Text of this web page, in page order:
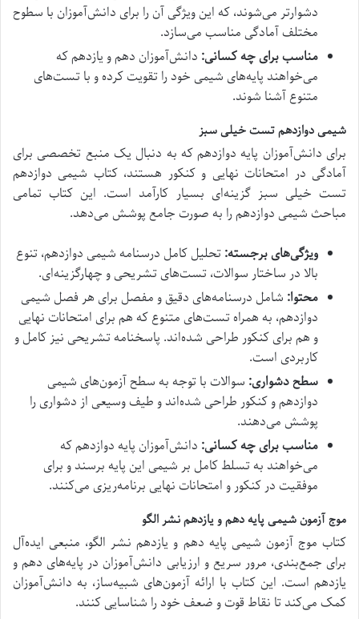
دشوارتر می‌شوند، که این ویژگی آن را برای دانش‌آموزان با سطوح
مختلف آمادگی مناسب می‌سازد.
مناسب برای چه کسانی: دانش‌آموزان دهم و یازدهم که
می‌خواهند پایه‌های شیمی خود را تقویت کرده و با تست‌های
متنوع آشنا شوند.
شیمی دوازدهم تست خیلی سبز
برای دانش‌آموزان پایه دوازدهم که به دنبال یک منبع تخصصی برای
آمادگی در امتحانات نهایی و کنکور هستند، کتاب شیمی دوازدهم
تست خیلی سبز گزینه‌ای بسیار کارآمد است. این کتاب تمامی
مباحث شیمی دوازدهم را به صورت جامع پوشش می‌دهد.
ویژگی‌های برجسته:تحلیل کامل درسنامه شیمی دوازدهم، تنوع
بالا در ساختار سوالات، تست‌های تشریحی و چهارگزینه‌ای.
محتوا: شامل درسنامه‌های دقیق و مفصل برای هر فصل شیمی
دوازدهم، به همراه تست‌های متنوع که هم برای امتحانات نهایی
و هم برای کنکور طراحی شده‌اند. پاسخنامه تشریحی نیز کامل و
کاربردی است.
سطح دشواری: سوالات با توجه به سطح آزمون‌های شیمی
دوازدهم و کنکور طراحی شده‌اند و طیف وسیعی از دشواری را
پوشش می‌دهند.
مناسب برای چه کسانی: دانش‌آموزان پایه دوازدهم که
می‌خواهند به تسلط کامل بر شیمی این پایه برسند و برای
موفقیت در کنکور و امتحانات نهایی برنامه‌ریزی می‌کنند.
موج آزمون شیمی پایه دهم و یازدهم نشر الگو
کتاب موج آزمون شیمی پایه دهم و یازدهم نشر الگو، منبعی ایده‌آل
برای جمع‌بندی، مرور سریع و ارزیابی دانش‌آموزان در پایه‌های دهم و
یازدهم است. این کتاب با ارائه آزمون‌های شبیه‌ساز، به دانش‌آموزان
کمک می‌کند تا نقاط قوت و ضعف خود را شناسایی کنند.